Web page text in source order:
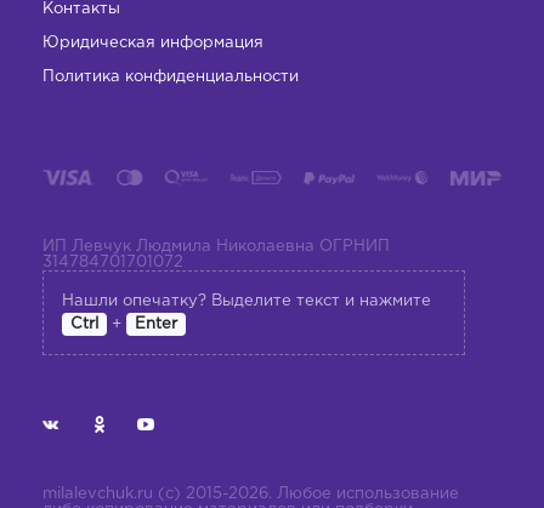
Контакты
Юридическая информация
Политика конфиденциальности
ИП Левчук Людмила Николаевна ОГРНИП
314784701701072
Нашли опечатку? Выделите текст и нажмите
Ctrl
+ Enter
milalevchuk.ru (с) 2015-2026. Любое использование